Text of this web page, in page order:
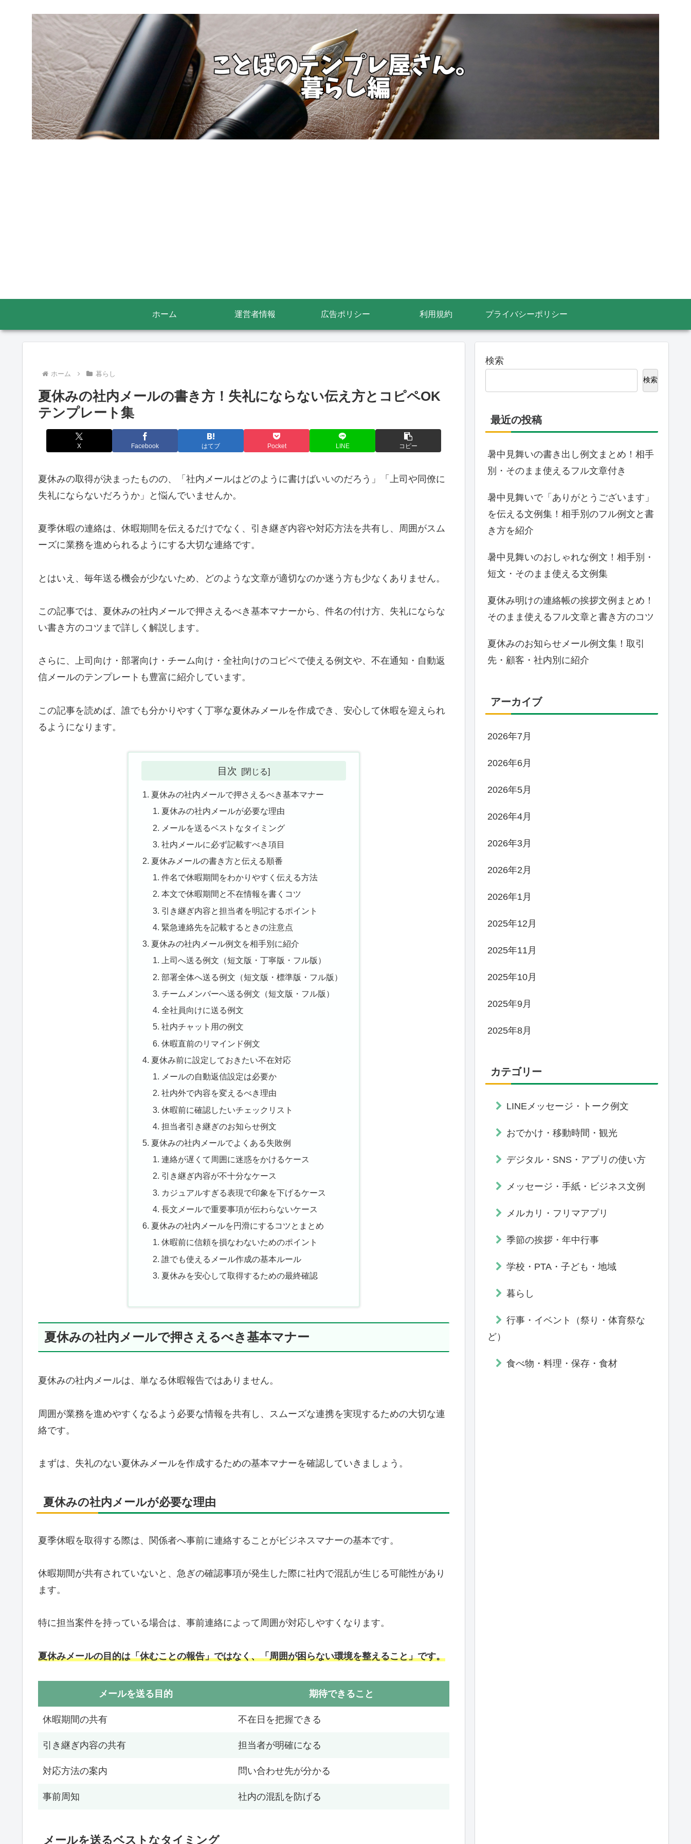
ホーム 運営者情報 広告ポリシー 利用規約 プライバシーポリシー
ホーム 暮らし
夏休みの社内メールの書き方！失礼にならない伝え方とコピペOK
テンプレート集
X Facebook はてブ Pocket LINE コピー
夏休みの取得が決まったものの、「社内メールはどのように書けばいいのだろう」「上司や同僚に
失礼にならないだろうか」と悩んでいませんか。
夏季休暇の連絡は、休暇期間を伝えるだけでなく、引き継ぎ内容や対応方法を共有し、周囲がスム
ーズに業務を進められるようにする大切な連絡です。
とはいえ、毎年送る機会が少ないため、どのような文章が適切なのか迷う方も少なくありません。
この記事では、夏休みの社内メールで押さえるべき基本マナーから、件名の付け方、失礼にならな
い書き方のコツまで詳しく解説します。
さらに、上司向け・部署向け・チーム向け・全社向けのコピペで使える例文や、不在通知・自動返
信メールのテンプレートも豊富に紹介しています。
この記事を読めば、誰でも分かりやすく丁寧な夏休みメールを作成でき、安心して休暇を迎えられ
るようになります。
目次
夏休みの社内メールで押さえるべき基本マナー
夏休みの社内メールが必要な理由
メールを送るベストなタイミング
社内メールに必ず記載すべき項目
夏休みメールの書き方と伝える順番
件名で休暇期間をわかりやすく伝える方法
本文で休暇期間と不在情報を書くコツ
引き継ぎ内容と担当者を明記するポイント
緊急連絡先を記載するときの注意点
夏休みの社内メール例文を相手別に紹介
上司へ送る例文（短文版・丁寧版・フル版）
部署全体へ送る例文（短文版・標準版・フル版）
チームメンバーへ送る例文（短文版・フル版）
全社員向けに送る例文
社内チャット用の例文
休暇直前のリマインド例文
夏休み前に設定しておきたい不在対応
メールの自動返信設定は必要か
社内外で内容を変えるべき理由
休暇前に確認したいチェックリスト
担当者引き継ぎのお知らせ例文
夏休みの社内メールでよくある失敗例
連絡が遅くて周囲に迷惑をかけるケース
引き継ぎ内容が不十分なケース
カジュアルすぎる表現で印象を下げるケース
長文メールで重要事項が伝わらないケース
夏休みの社内メールを円滑にするコツとまとめ
休暇前に信頼を損なわないためのポイント
誰でも使えるメール作成の基本ルール
夏休みを安心して取得するための最終確認
夏休みの社内メールで押さえるべき基本マナー
夏休みの社内メールは、単なる休暇報告ではありません。
周囲が業務を進めやすくなるよう必要な情報を共有し、スムーズな連携を実現するための大切な連
絡です。
まずは、失礼のない夏休みメールを作成するための基本マナーを確認していきましょう。
夏休みの社内メールが必要な理由
夏季休暇を取得する際は、関係者へ事前に連絡することがビジネスマナーの基本です。
休暇期間が共有されていないと、急ぎの確認事項が発生した際に社内で混乱が生じる可能性があり
ます。
特に担当案件を持っている場合は、事前連絡によって周囲が対応しやすくなります。
夏休みメールの目的は「休むことの報告」ではなく、「周囲が困らない環境を整えること」です。
メールを送る目的 期待できること
休暇期間の共有 不在日を把握できる
引き継ぎ内容の共有 担当者が明確になる
対応方法の案内 問い合わせ先が分かる
事前周知 社内の混乱を防げる
メールを送るベストなタイミング
検索
検索
最近の投稿
暑中見舞いの書き出し例文まとめ！相手
別・そのまま使えるフル文章付き
暑中見舞いで「ありがとうございます」
を伝える文例集！相手別のフル例文と書
き方を紹介
暑中見舞いのおしゃれな例文！相手別・
短文・そのまま使える文例集
夏休み明けの連絡帳の挨拶文例まとめ！
そのまま使えるフル文章と書き方のコツ
夏休みのお知らせメール例文集！取引
先・顧客・社内別に紹介
アーカイブ
2026年7月
2026年6月
2026年5月
2026年4月
2026年3月
2026年2月
2026年1月
2025年12月
2025年11月
2025年10月
2025年9月
2025年8月
カテゴリー
LINEメッセージ・トーク例文
おでかけ・移動時間・観光
デジタル・SNS・アプリの使い方
メッセージ・手紙・ビジネス文例
メルカリ・フリマアプリ
季節の挨拶・年中行事
学校・PTA・子ども・地域
暮らし
行事・イベント（祭り・体育祭な
ど）
食べ物・料理・保存・食材